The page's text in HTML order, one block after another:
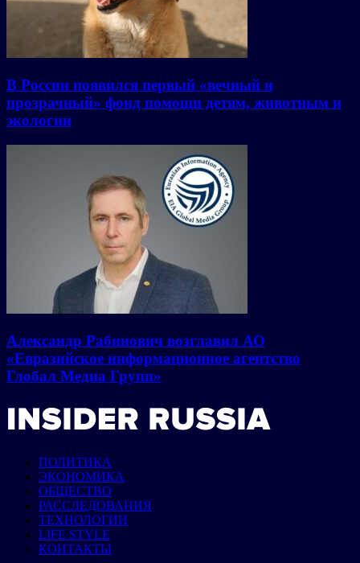
В России появился первый «вечный и
прозрачный» фонд помощи детям, животным и
экологии
Александр Рабинович возглавил АО
«Евразийское информационное агентство
Глобал Медиа Групп»
ПОЛИТИКА
ЭКОНОМИКА
ОБЩЕСТВО
РАССЛЕДОВАНИЯ
ТЕХНОЛОГИИ
LIFE STYLE
КОНТАКТЫ